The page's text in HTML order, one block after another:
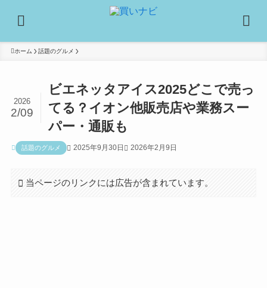
ホーム 話題のグルメ
ビエネッタアイス2025どこで売っ
てる？イオン他販売店や業務スー
パー・通販も
2026
2/09
話題のグルメ 2025年9月30日 2026年2月9日
当ページのリンクには広告が含まれています。